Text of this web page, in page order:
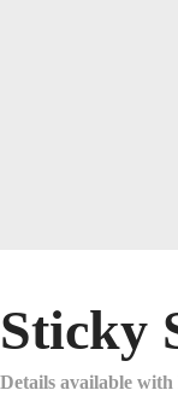
Sticky
Details available